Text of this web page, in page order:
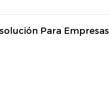
Para Empresas